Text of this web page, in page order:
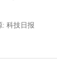
: 科技日报